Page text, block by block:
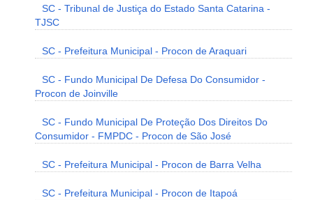
SC - Tribunal de Justiça do Estado Santa Catarina -
TJSC
SC - Prefeitura Municipal - Procon de Araquari
SC - Fundo Municipal De Defesa Do Consumidor -
Procon de Joinville
SC - Fundo Municipal De Proteção Dos Direitos Do
Consumidor - FMPDC - Procon de São José
SC - Prefeitura Municipal - Procon de Barra Velha
SC - Prefeitura Municipal - Procon de Itapoá